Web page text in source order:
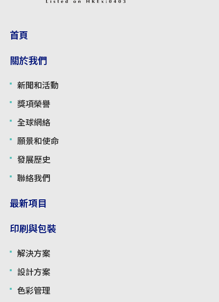
首頁
關於我們
新聞和活動
獎項榮譽
全球網絡
願景和使命
發展歷史
聯絡我們
最新項目
印刷與包裝
解決方案
設計方案
色彩管理
使用條款